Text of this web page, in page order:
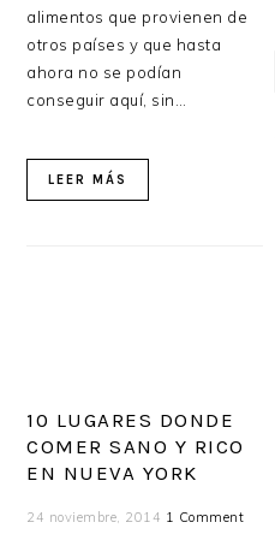
alimentos que provienen de
otros países y que hasta
ahora no se podían
conseguir aquí, sin…
LEER MÁS
10 LUGARES DONDE
COMER SANO Y RICO
EN NUEVA YORK
24 noviembre, 2014 1 Comment